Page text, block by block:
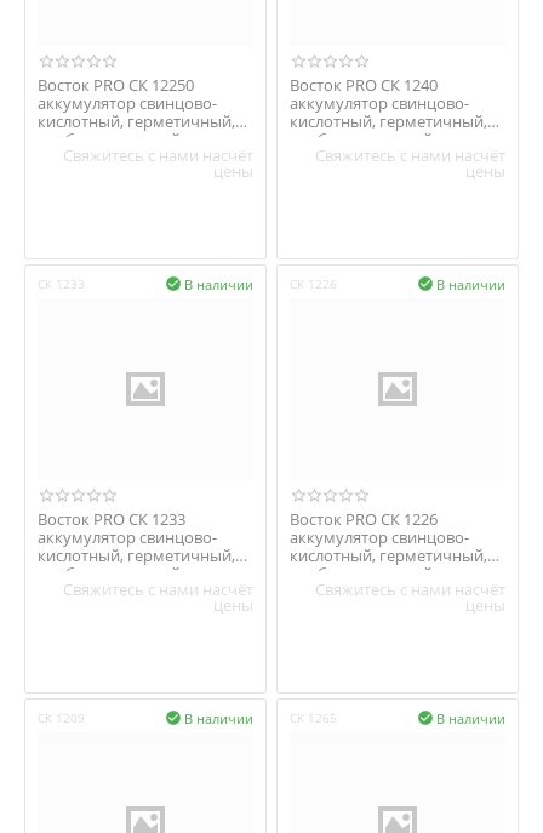
Восток PRO СК 12250
аккумулятор свинцово-
кислотный, герметичный,
необслуживаемый
Свяжитесь с нами насчёт
цены
Восток PRO СК 1240
аккумулятор свинцово-
кислотный, герметичный,
необслуживаемый
Свяжитесь с нами насчёт
цены
СК 1233 В наличии

Восток PRO СК 1233
аккумулятор свинцово-
кислотный, герметичный,
необслуживаемый
Свяжитесь с нами насчёт
цены
СК 1226 В наличии

Восток PRO СК 1226
аккумулятор свинцово-
кислотный, герметичный,
необслуживаемый
Свяжитесь с нами насчёт
цены
СК 1209 В наличии
 СК 1265 В наличии
